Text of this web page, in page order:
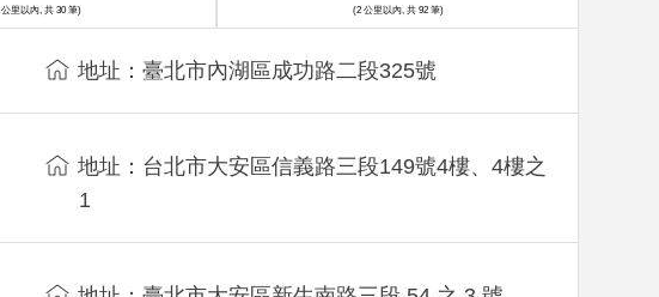
地址：臺北市內湖區成功路二段325號
地址：台北市大安區信義路三段149號4樓、4樓之
1
公里以內, 共 30 筆) (2 公里以內, 共 92 筆)